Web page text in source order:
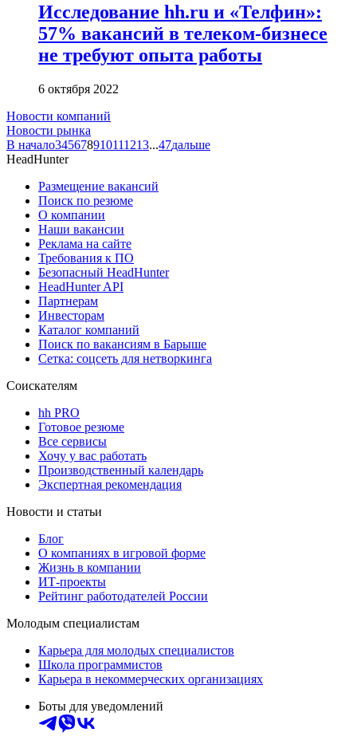
Исследование hh.ru и «Телфин»:
57% вакансий в телеком-бизнесе
не требуют опыта работы
6 октября 2022
Новости компаний
Новости рынка
В начало345678910111213...47дальше
HeadHunter
Размещение вакансий
Поиск по резюме
О компании
Наши вакансии
Реклама на сайте
Требования к ПО
Безопасный HeadHunter
HeadHunter API
Партнерам
Инвесторам
Каталог компаний
Поиск по вакансиям в Барыше
Сетка: соцсеть для нетворкинга
Соискателям
hh PRO
Готовое резюме
Все сервисы
Хочу у вас работать
Производственный календарь
Экспертная рекомендация
Новости и статьи
Блог
О компаниях в игровой форме
Жизнь в компании
ИТ-проекты
Рейтинг работодателей России
Молодым специалистам
Карьера для молодых специалистов
Школа программистов
Карьера в некоммерческих организациях
Боты для уведомлений